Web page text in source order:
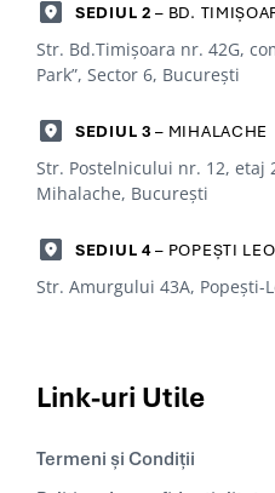
SEDIUL 2 – BD.
Str. Bd.Timișoara nr. 42G,
Park”, Sector 6, Bucureşti
SEDIUL 3 – MIHALACHE
Str. Postelnicului nr. 12, etaj
Mihalache, Bucureşti
SEDIUL 4– POPEȘTI
Str. Amurgului 43A, Popești-
Link-uri Utile
Termeni și Condiții